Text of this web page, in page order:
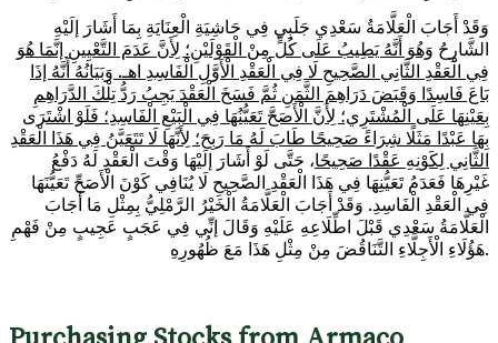
وَقَدْ أَجَابَ الْعَلَّامَةُ سَعْدِي جَلَبِي فِي حَاشِيَةِ الْعِنَايَةِ بِمَا أَشَارَ إلَيْهِ
الشَّارِحُ وَهُوَ أَنَّهُ يَطِيبُ عَلَى كُلٍّ مِنْ الْقَوْلَيْنِ؛ لِأَنَّ عَدَمَ التَّعْيِينِ إنَّمَا هُوَ
فِي الْعَقْدِ الثَّانِي الصَّحِيحِ لَا فِي الْعَقْدِ الْأَوَّلِ الْفَاسِدِ اهـ. وَبَيَانُهُ أَنَّهُ إذَا
بَاعَ فَاسِدًا وَقَبَضَ دَرَاهِمَ الثَّمَنِ ثُمَّ فَسَخَ الْعَقْدَ يَجِبُ رَدُّ تِلْكَ الدَّرَاهِمِ
بِعَيْنِهَا عَلَى الْمُشْتَرِي؛ لِأَنَّ الْأَصَحَّ تَعَيُّنُهَا فِي الْبَيْعِ الْفَاسِدِ؛ فَلَوْ اشْتَرَى
بِهَا عَبْدًا مَثَلًا شِرَاءً صَحِيحًا طَابَ لَهُ مَا رَبِحَ؛ لِأَنَّهَا لَا تَتَعَيَّنُ فِي هَذَا الْعَقْدِ
الثَّانِي لِكَوْنِهِ عَقْدًا صَحِيحًا، حَتَّى لَوْ أَشَارَ إلَيْهَا وَقْتَ الْعَقْدِ لَهُ دَفْعُ
غَيْرِهَا فَعَدَمُ تَعَيُّنِهَا فِي هَذَا الْعَقْدِ الصَّحِيحِ لَا يُنَافِي كَوْنَ الْأَصَحِّ تَعَيُّنَهَا
فِي الْعَقْدِ الْفَاسِدِ. وَقَدْ أَجَابَ الْعَلَّامَةُ الْخَيْرُ الرَّمْلِيُّ بِمِثْلِ مَا أَجَابَ
الْعَلَّامَةُ سَعْدِي قَبْلَ اطِّلَاعِهِ عَلَيْهِ وَقَالَ إنِّي فِي عَجَبٍ عَجِيبٍ مِنْ فَهْمِ
هَؤُلَاءِ الْأَجِلَّاءِ التَّنَاقُضَ مِنْ مِثْلِ هَذَا مَعَ ظُهُورِهِ.